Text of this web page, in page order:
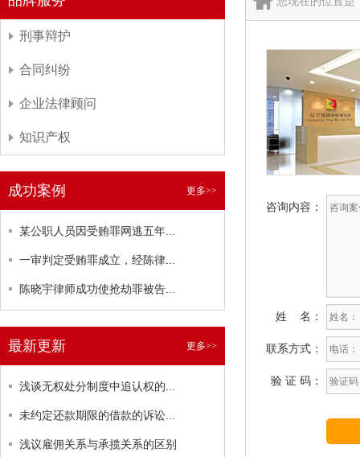
刑事辩护
合同纠纷
企业法律顾问
知识产权
成功案例 更多>>
某公职人员因受贿罪网逃五年...
一审判定受贿罪成立，经陈律...
陈晓宇律师成功使抢劫罪被告...
最新更新 更多>>
浅谈无权处分制度中追认权的...
未约定还款期限的借款的诉讼...
浅议雇佣关系与承揽关系的区别
咨询内容：
姓 名：
联系方式：
验 证 码：